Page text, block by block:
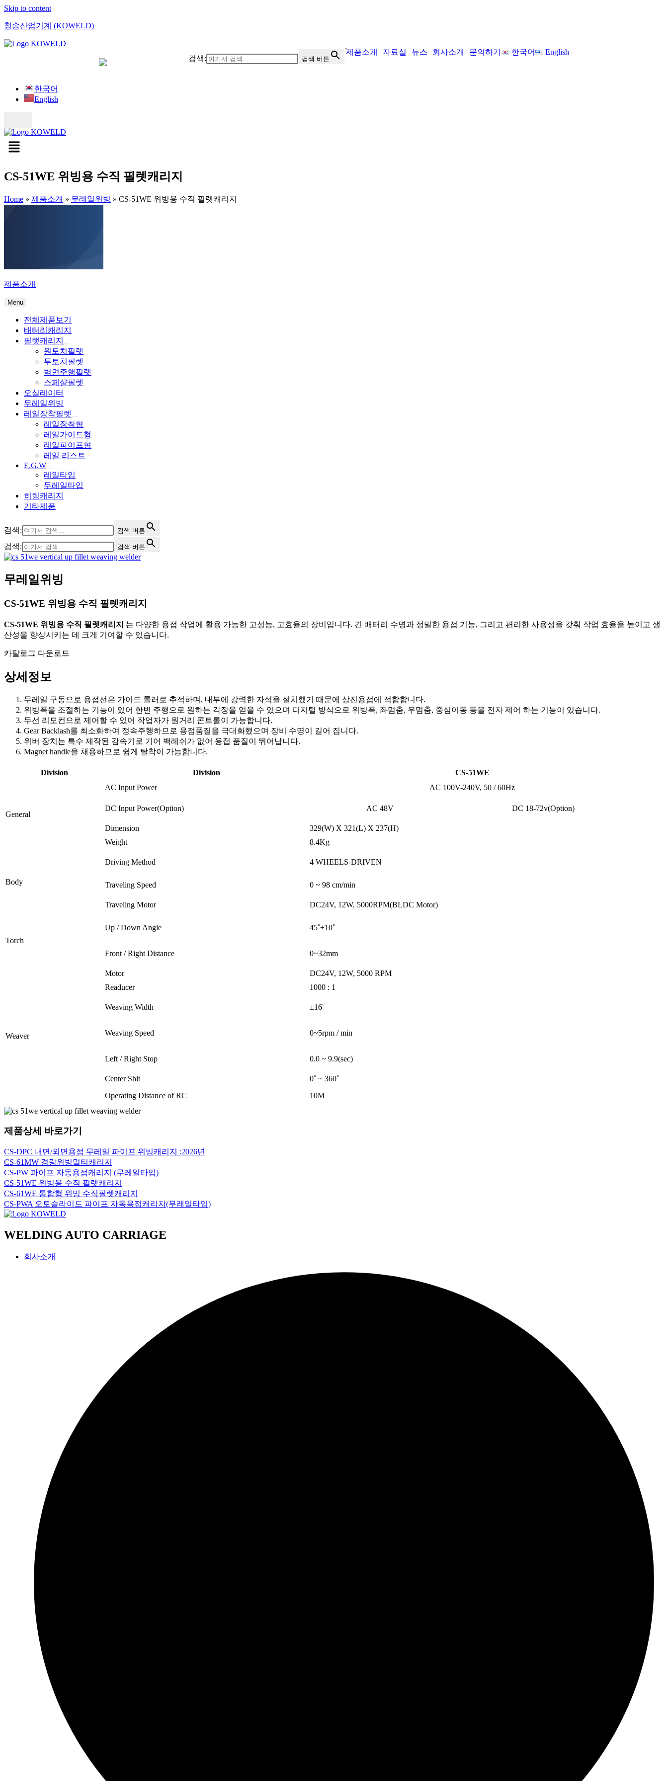
Skip to content
청송산업기계 (KOWELD)
검색: 검색 버튼
제품소개 자료실 뉴스 회사소개 문의하기 한국어 English
한국어
English
CS-51WE 위빙용 수직 필렛캐리지
Home » 제품소개 » 무레일위빙 » CS-51WE 위빙용 수직 필렛캐리지
제품소개
Menu
전체제품보기
배터리캐리지
필랫캐리지
원토치필렛
투토치필렛
벽면주행필렛
스페샬필렛
오실레이터
무레일위빙
레일장착필렛
레일장착형
레일가이드형
레일파이프형
레일 리스트
E.G.W
레일타입
무레일타입
히팅캐리지
기타제품
검색: 검색 버튼
검색: 검색 버튼
무레일위빙
CS-51WE 위빙용 수직 필렛캐리지
CS-51WE 위빙용 수직 필렛캐리지 는 다양한 용접 작업에 활용 가능한 고성능, 고효율의 장비입니다. 긴 배터리 수명과 정밀한 용접 기능, 그리고 편리한 사용성을 갖춰 작업 효율을 높이고 생
산성을 향상시키는 데 크게 기여할 수 있습니다.
카탈로그 다운로드
상세정보
무레일 구동으로 용접선은 가이드 롤러로 추적하며, 내부에 강력한 자석을 설치했기 때문에 상진용접에 적합합니다.
위빙폭을 조절하는 기능이 있어 한번 주행으로 원하는 각장을 얻을 수 있으며 디지털 방식으로 위빙폭, 좌멈춤, 우멈춤, 중심이동 등을 전자 제어 하는 기능이 있습니다.
무선 리모컨으로 제어할 수 있어 작업자가 원거리 콘트롤이 가능합니다.
Gear Backlash를 최소화하여 정속주행하므로 용접품질을 극대화했으며 장비 수명이 길어 집니다.
위버 장치는 특수 제작된 감속기로 기어 백레쉬가 없어 용접 품질이 뛰어납니다.
Magnet handle을 채용하므로 쉽게 탈착이 가능합니다.
Division Division CS-51WE
General
AC Input Power AC 100V-240V, 50 / 60Hz
DC Input Power(Option) AC 48V DC 18-72v(Option)
Dimension
329(W) X 321(L) X 237(H)
Weight
8.4Kg
Body
Driving Method 4 WHEELS-DRIVEN
Traveling Speed 0 ~ 98 cm/min
Traveling Motor DC24V, 12W, 5000RPM(BLDC Motor)
Torch
Up / Down Angle 45˚±10˚
Front / Right Distance 0~32mm
Weaver
Motor
DC24V, 12W, 5000 RPM
Readucer
1000 : 1
Weaving Width ±16˚
Weaving Speed 0~5rpm / min
Left / Right Stop 0.0 ~ 9.9(sec)
Center Shit
0˚ ~ 360˚
Operating Distance of RC
10M
제품상세 바로가기
CS-DPC 내면/외면용접 무레일 파이프 위빙캐리지 :2026년
CS-61MW 경량위빙멀티캐리지
CS-PW 파이프 자동용접캐리지 (무레일타입)
CS-51WE 위빙용 수직 필렛캐리지
CS-61WE 통합형 위빙 수직필렛캐리지
CS-PWA 오토슬라이드 파이프 자동용접캐리지(무레일타입)
WELDING AUTO CARRIAGE
회사소개